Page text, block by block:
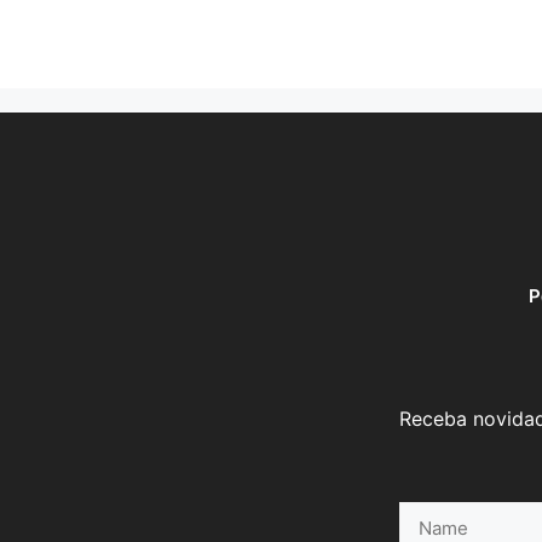
Receba